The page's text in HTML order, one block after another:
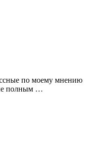
по моему мнению
полным …